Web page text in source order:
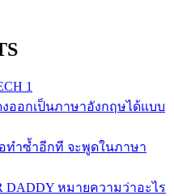
1
ออกเป็นภาษาอังกฤษได้แบบ
ทำซ้ำอีกที จะพูดในภาษา
DADDY หมายความว่าอะไร